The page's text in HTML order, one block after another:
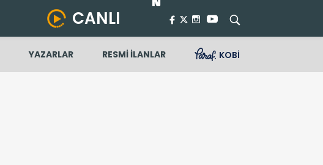
CANLI
YAZARLAR RESMİ İLANLAR KOBİ